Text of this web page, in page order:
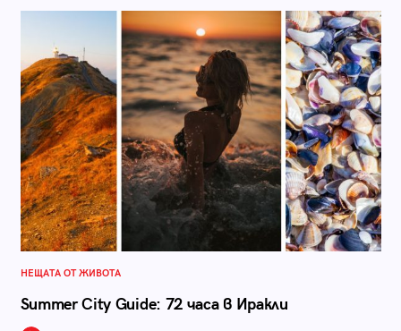
НЕЩАТА ОТ ЖИВОТА
Summer City Guide: 72 часа в Иракли